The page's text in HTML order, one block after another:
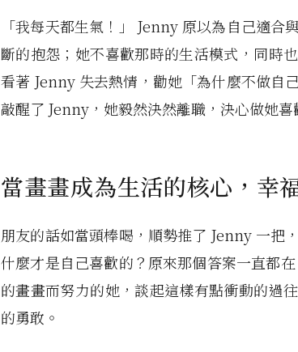
「我每天都生氣！」 Jenny 原以為自己適合
斷的抱怨；她不喜歡那時的生活模式，同時
看著 Jenny 失去熱情，勸她「為什麼不做自
敲醒了 Jenny，她毅然決然離職，決心做她喜
當畫畫成為生活的核心，幸
朋友的話如當頭棒喝，順勢推了 Jenny 一把
什麼才是自己喜歡的？原來那個答案一直都
的畫畫而努力的她，談起這樣有點衝動的過
的勇敢。